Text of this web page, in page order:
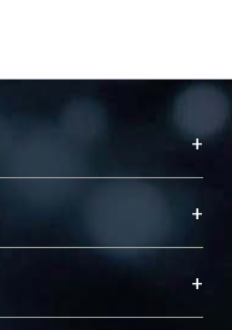
+
永久珍藏及向國際
能量，圖書館整合
）不同功能平
。期能整合研
+
+